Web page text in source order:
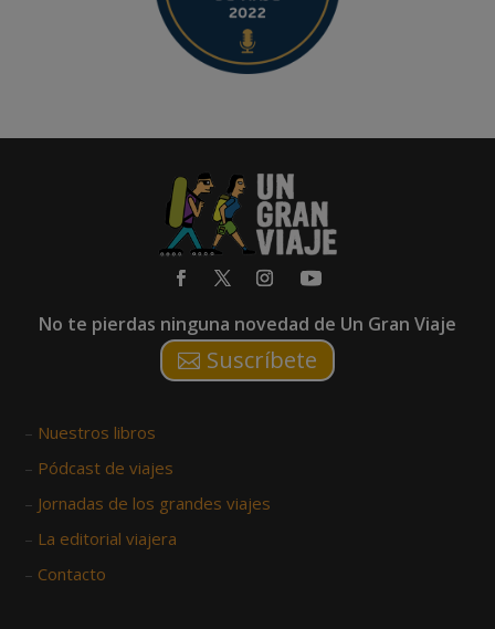
No te pierdas ninguna novedad de Un Gran Viaje
Suscríbete
– Nuestros libros
– Pódcast de viajes
– Jornadas de los grandes viajes
– La editorial viajera
– Contacto